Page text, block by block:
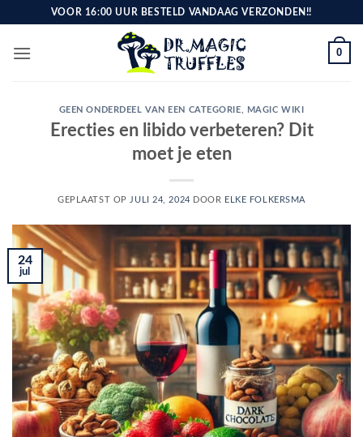
inhoud
VOOR 16:00 UUR BESTELD VANDAAG VERZONDEN!!
0
GEEN ONDERDEEL VAN EEN CATEGORIE MAGIC WIKI
Erecties en libido verbeteren? Dit
moet je eten
GEPLAATST OP JULI 24, 2024 DOOR ELKE FOLKERSMA
24
jul